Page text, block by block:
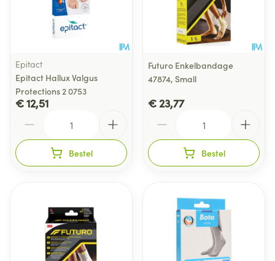
Epitact
Epitact Hallux Valgus
Protections 2 0753
€ 12,51
Bestel
Futuro Enkelbandage
47874, Small
€ 23,77
Bestel